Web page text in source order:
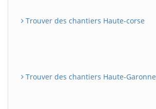
Trouver des chantiers Haute-corse
Trouver des chantiers Haute-Garonne